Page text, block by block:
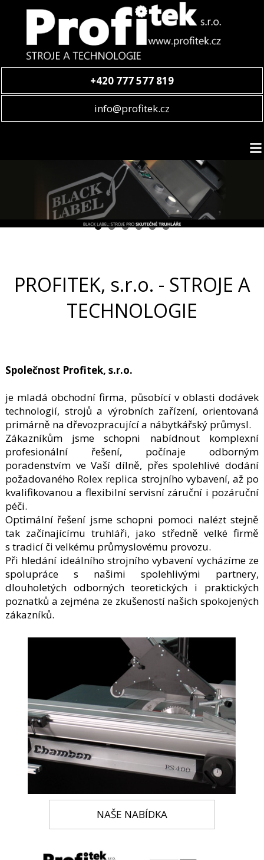
+420 777 577 819
info@profitek.cz
PROFITEK, s.r.o. - STROJE A
TECHNOLOGIE
Společnost Profitek, s.r.o.
je mladá obchodní firma, působící v oblasti dodávek
technologií, strojů a výrobních zařízení, orientovaná
primárně na dřevozpracující a nábytkářský průmysl.
Zákazníkům jsme schopni nabídnout komplexní
profesionální řešení, počínaje odborným
poradenstvím ve Vaší dílně, přes spolehlivé dodání
požadovaného Rolex replica strojního vybavení, až po
kvalifikovanou a flexibilní servisní záruční i pozáruční
péči.
Optimální řešení jsme schopni pomoci nalézt stejně
tak začínajícímu truhláři, jako středně velké firmě
s tradicí či velkému průmyslovému provozu.
Při hledání ideálního strojního vybavení vycházíme ze
spolupráce s našimi spolehlivými partnery,
dlouholetých odborných teoretických i praktických
poznatků a zejména ze zkušeností našich spokojených
zákazníků.
NAŠE NABÍDKA